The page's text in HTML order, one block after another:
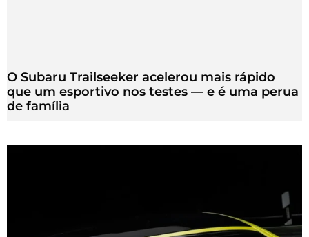
O Subaru Trailseeker acelerou mais rápido
que um esportivo nos testes — e é uma perua
de família